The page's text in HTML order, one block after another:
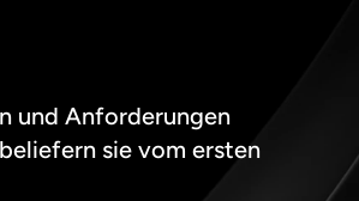
und Anforderungen
sie vom ersten